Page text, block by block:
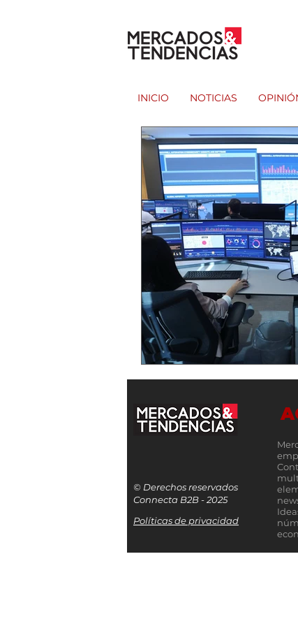
INICIO NOTICIAS
© Derechos reservados
Connecta B2B - 2025
Políticas de privacidad